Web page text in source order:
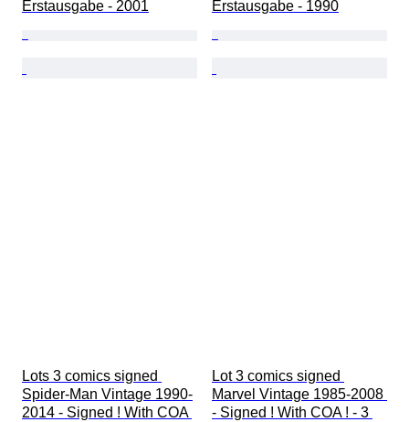
Erstausgabe - 2001
Erstausgabe - 1990
Lots 3 comics signed
Spider-Man Vintage 1990-
2014 - Signed ! With COA
Lot 3 comics signed
Marvel Vintage 1985-2008
- Signed ! With COA ! - 3